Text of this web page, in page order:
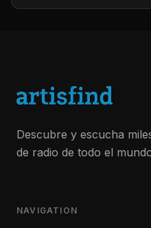
Descubre y escucha
de radio de todo el
NAVIGATION